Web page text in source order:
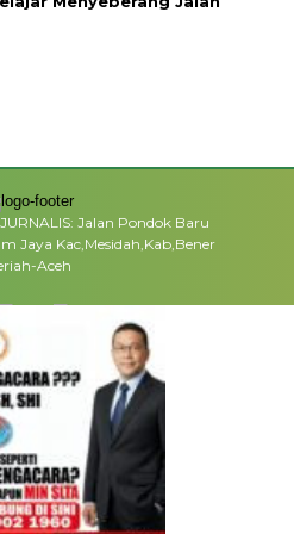
Jalan Pondok Baru
Jaya Kac,Mesidah,Kab,Bener
Aceh
NETWORK
instagram.com web.whatsapp.com
DISCLAIMER